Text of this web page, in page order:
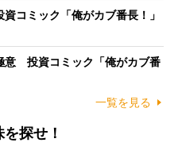
コミック「俺がカブ番長！」
意 投資コミック「俺がカブ番
一覧を見る
探せ！